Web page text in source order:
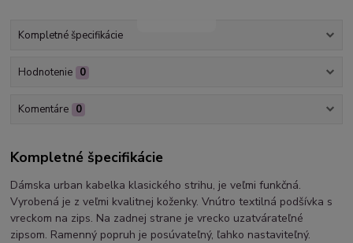
Kompletné špecifikácie
Hodnotenie 0
Komentáre 0
Kompletné špecifikácie
Dámska urban kabelka klasického strihu, je veľmi funkčná.
Vyrobená je z veľmi kvalitnej koženky. Vnútro textilná podšívka s
vreckom na zips. Na zadnej strane je vrecko uzatvárateľné
zipsom. Ramenný popruh je posúvateľný, ľahko nastaviteľný.